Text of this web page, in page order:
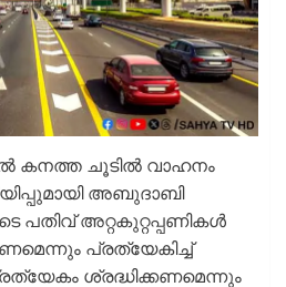
ചൂടില്‍ വാഹനം
അബുദാബി
പതിവ് അറ്റകുറ്റപ്പണികള്‍
പ്രത്യേകിച്ച്
ശ്രദ്ധിക്കണമെന്നും